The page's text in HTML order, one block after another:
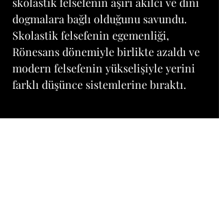
dogmalara bağlı olduğunu savundu.
Skolastik felsefenin egemenliği,
Rönesans dönemiyle birlikte azaldı ve
modern felsefenin yükselişiyle yerini
farklı düşünce sistemlerine bıraktı.